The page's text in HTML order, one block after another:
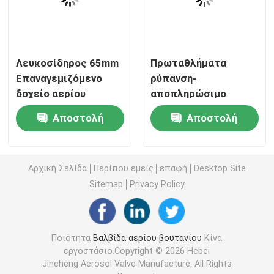
Βαλβίδα επαναπλήρωσης αναπτήρα αερίου
βαλβίδα αναπτήρα αερίου βουτανίου
Βαλβίδα ενεργοποίησης MDF
Βαλβίδα χρωμάτων ψεκασμού
Βαλβίδα καθαρισμού του καρμπυρατήρα
Λευκοσίδηρος 65mm
Επαναγεμιζόμενο
δοχείο αερίου
βουτανίου για
εξαιρετικήΑποστολή
Πρωταθλήματα
ρύπανση-
αποπληρώσιμο
βουτάνιο καυσίμου
με υπερκαθαρό
εξωτερικούς χώρους
Αποστολή
Αρχική Σελίδα Περίπου εμείς επαφή
Desktop Site
Sitemap
Privacy Policy
Ποιότητα Βαλβίδα αερίου βουτανίου Κίνα
εργοστάσιο.Copyright © 2026 Hebei
Jincheng Aerosol Valve Manufacture. All Rights